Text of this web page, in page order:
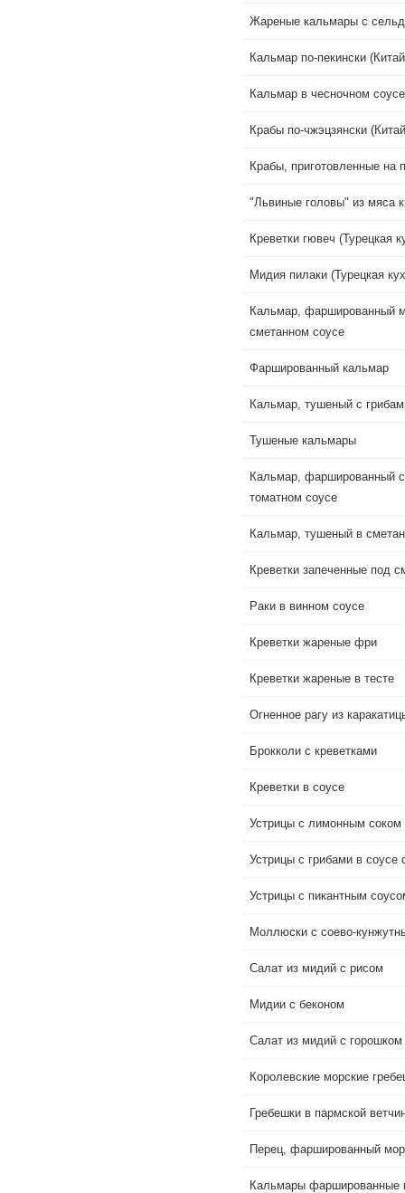
Жареные кальмары с
Кальмар по-пекински
Кальмар в чесночном
Крабы по-чжэцзянски
Крабы, приготовленные на
"Львиные головы" из мяса
Креветки гювеч (Турецкая
Мидия пилаки (Турецкая
Кальмар, фаршированный
сметанном соусе
Фаршированный кальмар
Кальмар, тушеный с
Тушеные кальмары
Кальмар, фаршированный
томатном соусе
Кальмар, тушеный в
Креветки запеченные под
Раки в винном соусе
Креветки жареные фри
Креветки жареные в тесте
Огненное рагу из
Брокколи с креветками
Креветки в соусе
Устрицы с лимонным соком
Устрицы с грибами в
Устрицы с пикантным
Моллюски с соево-
Салат из мидий с рисом
Мидии с беконом
Салат из мидий с горошком
Королевские морские
Гребешки в пармской
Перец, фаршированный
Кальмары фаршированные